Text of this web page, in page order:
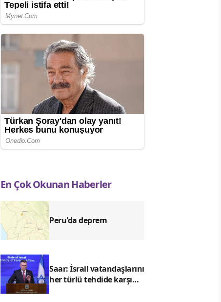
En Çok Okunan Haberler
Peru'da deprem
Saar: İsrail vatandaşlarını
her türlü tehdide karşı